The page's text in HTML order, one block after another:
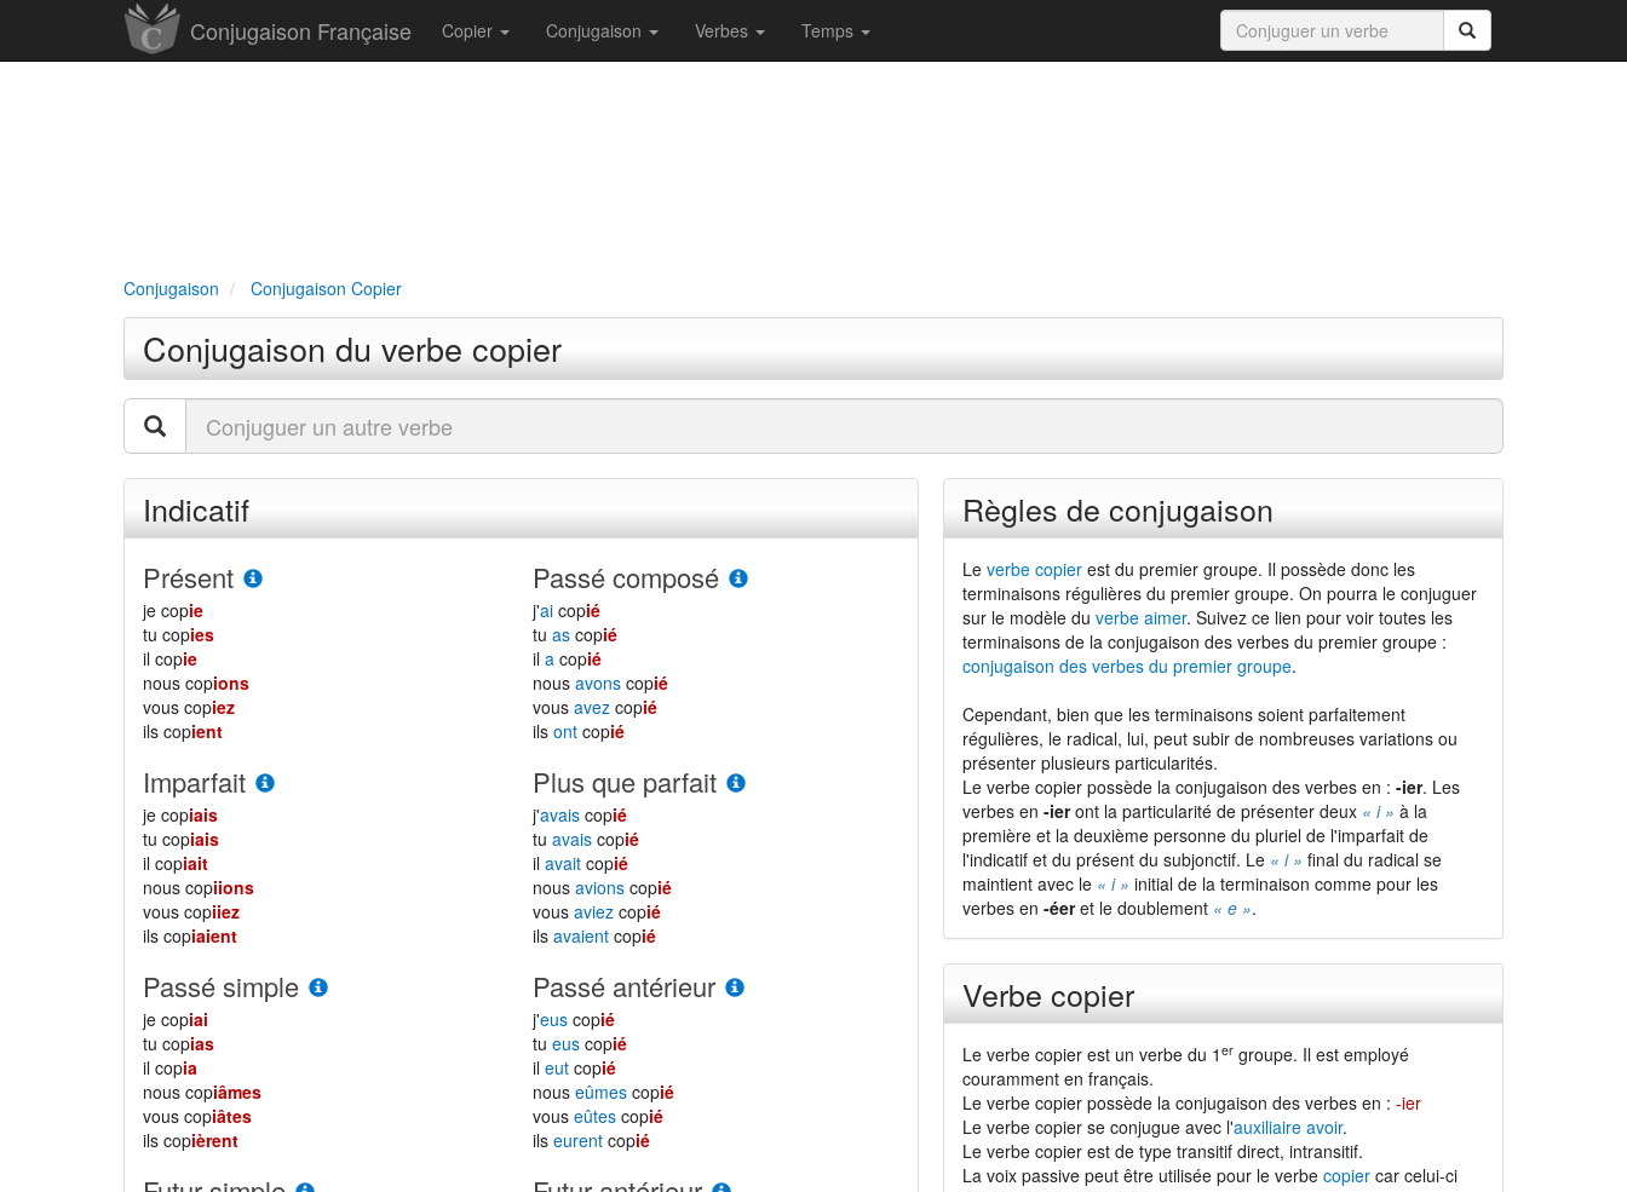
Conjugaison Française Copier Conjugaison Verbes Temps
Conjugaison Conjugaison Copier
Conjugaison du verbe copier
Indicatif
Présent
je copie
tu copies
il copie
nous copions
vous copiez
ils copient
Passé composé
j'ai copié
tuas copié
ila copié
nousavons copié
vousavez copié
ilsont copié
Imparfait
je copiais
tu copiais
il copiait
nous copiions
vous copiiez
ils copiaient
Plus que parfait
j'avais copié
tuavais copié
ilavait copié
nousavions copié
vousaviez copié
ilsavaient copié
Passé simple
je copiai
tu copias
il copia
nous copiâmes
vous copiâtes
ils copièrent
Passé antérieur
j'eus copié
tueus copié
ileut copié
nouseûmes copié
vouseûtes copié
ilseurent copié
Règles de conjugaison
Le verbe copierest du premier groupe. Il possède donc les
terminaisons régulières du premier groupe. On pourra le conjuguer
sur le modèle du verbe aimer. Suivez ce lien pour voir toutes les
terminaisons de la conjugaison des verbes du premier groupe :
conjugaison des verbes du premier groupe.
Cependant, bien que les terminaisons soient parfaitement
régulières, le radical, lui, peut subir de nombreuses variations ou
présenter plusieurs particularités.
Le verbe copier possède la conjugaison des verbes en : -ier. Les
verbes en -ieront la particularité de présenter deux « i » à la
première et la deuxième personne du pluriel de l'imparfait de
l'indicatif et du présent du subjonctif. Le « i » final du radical se
maintient avec le « i » initial de la terminaison comme pour les
verbes en -éeret le doublement « e ».
Verbe copier
Le verbe copier est un verbe du 1 ergroupe. Il est employé
couramment en français.
Le verbe copier possède la conjugaison des verbes en : -ier
Le verbe copier se conjugue avec l'auxiliaire avoir.
Le verbe copier est de type transitif direct, intransitif.
La voix passive peut être utilisée pour le verbe copiercar celui-ci